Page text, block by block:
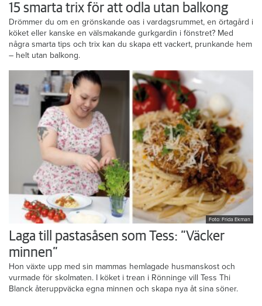
15 smarta trix för att odla utan balkong
Drömmer du om en grönskande oas i vardagsrummet, en örtagård i
köket eller kanske en välsmakande gurkgardin i fönstret? Med
några smarta tips och trix kan du skapa ett vackert, prunkande hem
– helt utan balkong.
Foto: Frida Ekman
Laga till pastasåsen som Tess: ”Väcker
minnen”
Hon växte upp med sin mammas hemlagade husmanskost och
vurmade för skolmaten. I köket i trean i Rönninge vill Tess Thi
Blanck återuppväcka egna minnen och skapa nya åt sina söner.